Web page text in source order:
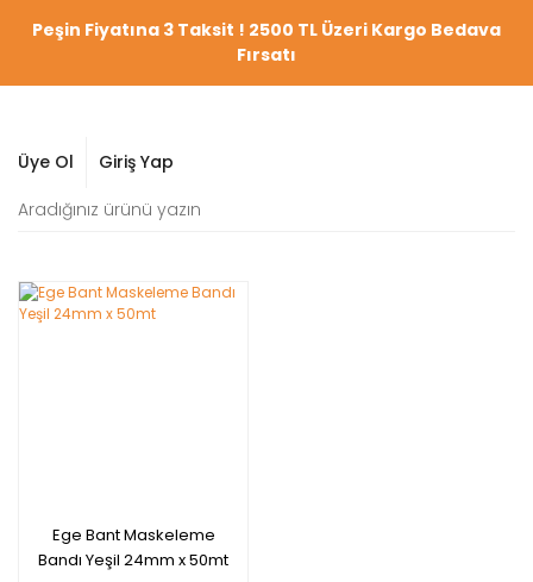
Peşin Fiyatına 3 Taksit ! 2500 TL Üzeri Kargo Bedava
Fırsatı
Üye Ol Giriş Yap
Ege Bant Maskeleme
Bandı Yeşil 24mm x 50mt